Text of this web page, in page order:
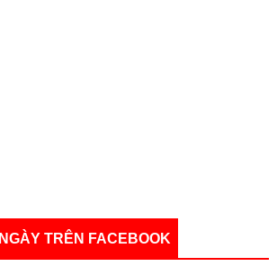
TRÊN FACEBOOK